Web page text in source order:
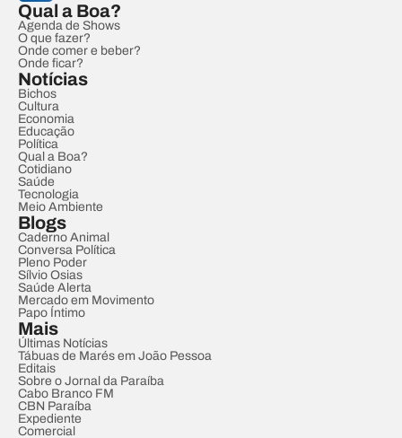
Qual a Boa?
Agenda de Shows
O que fazer?
Onde comer e beber?
Onde ficar?
Notícias
Bichos
Cultura
Economia
Educação
Política
Qual a Boa?
Cotidiano
Saúde
Tecnologia
Meio Ambiente
Blogs
Caderno Animal
Conversa Política
Pleno Poder
Sílvio Osias
Saúde Alerta
Mercado em Movimento
Papo Íntimo
Mais
Últimas Notícias
Tábuas de Marés em João Pessoa
Editais
Sobre o Jornal da Paraíba
Cabo Branco FM
CBN Paraíba
Expediente
Comercial